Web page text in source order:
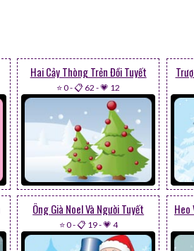
Hai Cảy Thòng Trẻn Đồi Tuyết
⭐ 0-📋 62 -💗 12
Ông Già Noel Và Người Tuyết
⭐ 0-📋 19-💗 4